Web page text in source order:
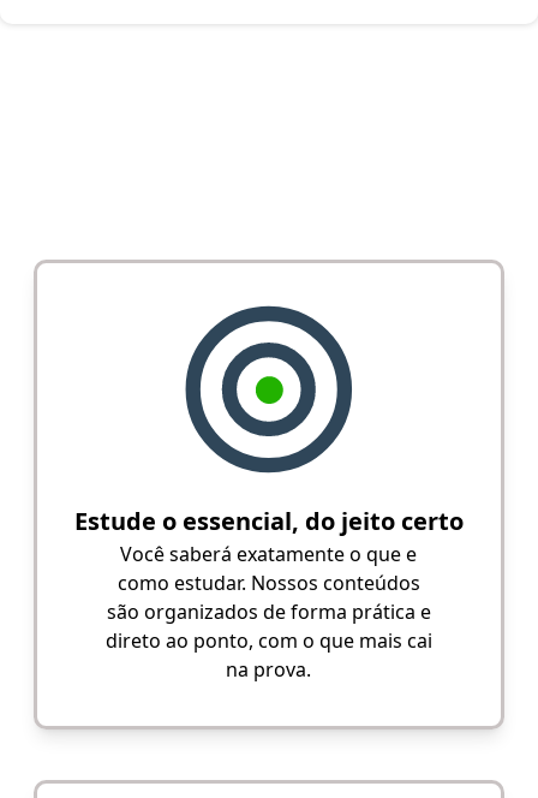
Estude o essencial, do jeito certo
Você saberá exatamente o que e
como estudar. Nossos conteúdos
são organizados de forma prática e
direto ao ponto, com o que mais cai
na prova.